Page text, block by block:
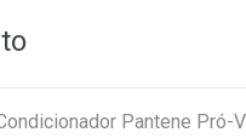
Pantene Pró-